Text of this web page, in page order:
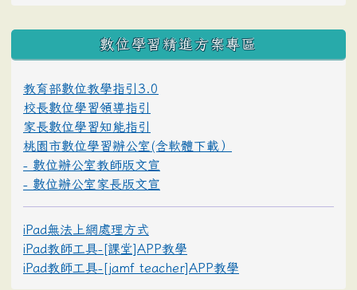
數位學習精進方案專區
教育部數位教學指引3.0
校長數位學習領導指引
家長數位學習知能指引
桃園市數位學習辦公室(含軟體下載）
- 數位辦公室教師版文宣
- 數位辦公室家長版文宣
iPad無法上網處理方式
iPad教師工具-[課堂]APP教學
iPad教師工具-[jamf teacher]APP教學